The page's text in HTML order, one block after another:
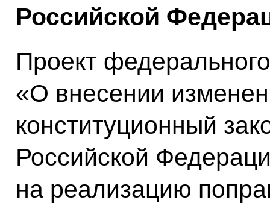
Российской
Проект
«О внесении
конституционный
Российской
на реализацию